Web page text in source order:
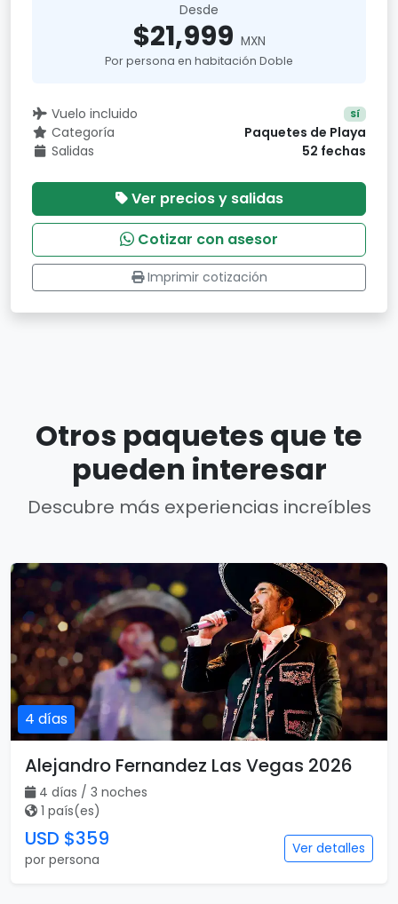
Desde
$21,999 MXN
Por persona en habitación Doble
Vuelo incluido Sí
Categoría
Paquetes de Playa
Salidas
52 fechas
Ver precios y salidas
Cotizar con asesor
Imprimir cotización
Otros paquetes que te
pueden interesar
Descubre más experiencias increíbles
4 días
Alejandro Fernandez Las Vegas 2026
4 días / 3 noches
1 país(es)
USD $359
por persona
Ver detalles